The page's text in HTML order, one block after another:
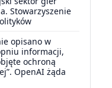
Stowarzyszenie
opisano w
informacji,
ochroną
OpenAI żąda